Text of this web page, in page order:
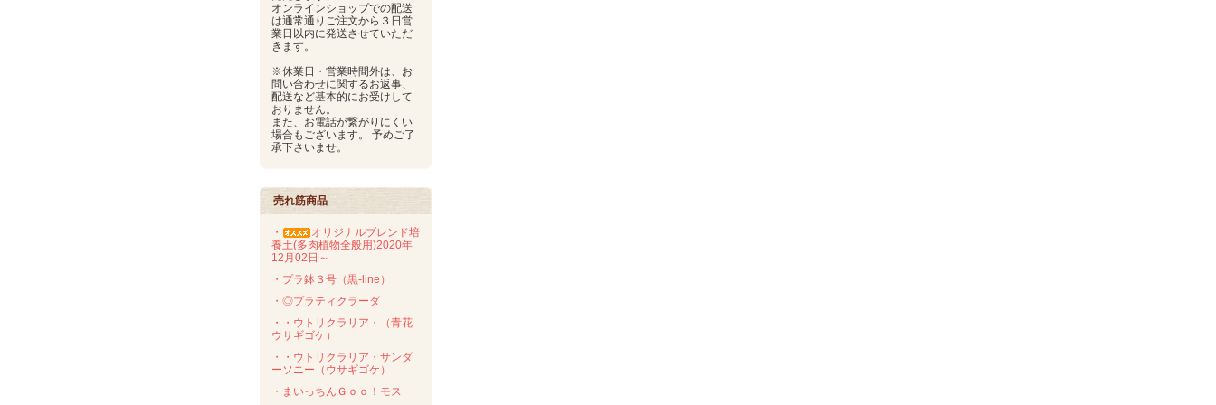
オンラインショップでの配送
は通常通りご注文から３日営
業日以内に発送させていただ
きます。
※休業日・営業時間外は、お
問い合わせに関するお返事、
配送など基本的にお受けして
おりません。
また、お電話が繋がりにくい
場合もございます。 予めご了
承下さいませ。
売れ筋商品
・
オリジナルブレンド培
養土(多肉植物全般用)2020年
12月02日～
・プラ鉢３号（黒-line）
・◎プラティクラーダ
・・ウトリクラリア・（青花
ウサギゴケ）
・・ウトリクラリア・サンダ
ーソニー（ウサギゴケ）
・まいっちんＧｏｏ！モス